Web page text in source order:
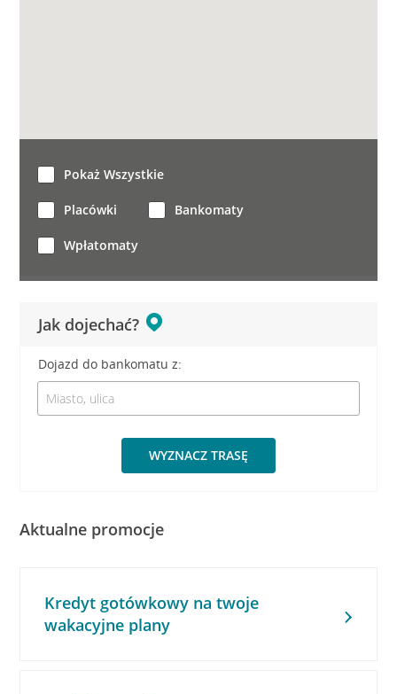
Jak dojechać?
Dojazd do bankomatu z:
WYZNACZ TRASĘ
Pokaż Wszystkie
Placówki Bankomaty
Wpłatomaty
Aktualne promocje
Kredyt gotówkowy na twoje
wakacyjne plany